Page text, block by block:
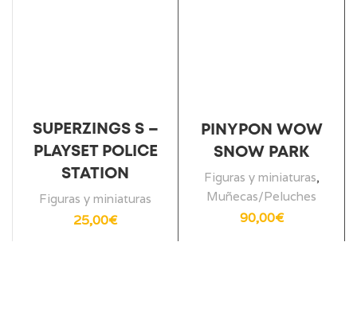
SUPERZINGS S –
PLAYSET POLICE
STATION
Figuras y miniaturas
25,00€
PINYPON WOW
SNOW PARK
Figuras y miniaturas,
Muñecas/Peluches
90,00€